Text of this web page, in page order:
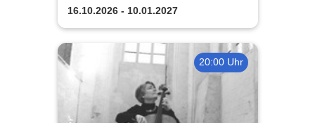
16.10.2026 - 10.01.2027
20:00 Uhr